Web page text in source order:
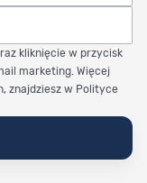
kliknięcie w przycisk
marketing. Więcej
znajdziesz w Polityce